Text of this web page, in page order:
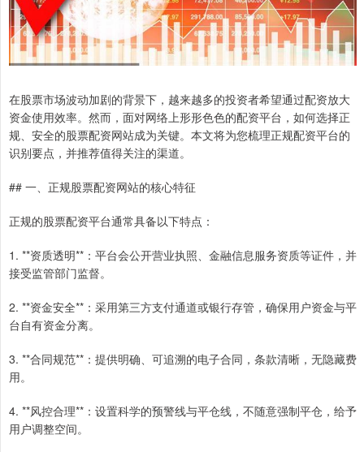
在股票市场波动加剧的背景下，越来越多的投资者希望通过配资放大
资金使用效率。然而，面对网络上形形色色的配资平台，如何选择正
规、安全的股票配资网站成为关键。本文将为您梳理正规配资平台的
识别要点，并推荐值得关注的渠道。
## 一、正规股票配资网站的核心特征
正规的股票配资平台通常具备以下特点：
1. **资质透明**：平台会公开营业执照、金融信息服务资质等证件，并
接受监管部门监督。
2. **资金安全**：采用第三方支付通道或银行存管，确保用户资金与平
台自有资金分离。
3. **合同规范**：提供明确、可追溯的电子合同，条款清晰，无隐藏费
用。
4. **风控合理**：设置科学的预警线与平仓线，不随意强制平仓，给予
用户调整空间。